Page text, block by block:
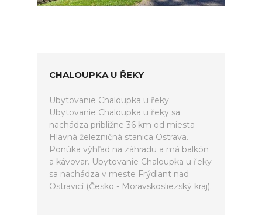
CHALOUPKA U ŘEKY
Ubytovanie Chaloupka u řeky.
Ubytovanie Chaloupka u řeky sa
nachádza približne 36 km od miesta
Hlavná železničná stanica Ostrava.
Ponúka výhľad na záhradu a má balkón
a kávovar. Ubytovanie Chaloupka u řeky
sa nachádza v meste Frýdlant nad
Ostravicí (Česko - Moravskosliezský kraj).